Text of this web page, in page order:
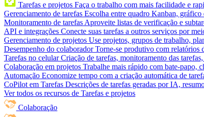
Tarefas e projetos Faça o trabalho com mais facilidade e
Gerenciamento de tarefas Escolha entre quadro Kanban,
Monitoramento de tarefas Aproveite listas de verificação e
API e integrações Conecte suas tarefas a outros serviços por
Gerenciamento de projetos Use projetos, grupos de trabalho,
Desempenho do colaborador Torne-se produtivo com relatórios
Tarefas no celular Criação de tarefas, monitoramento das
Colaboração em projetos Trabalhe mais rápido com bate-papo,
Automação Economize tempo com a criação automática de
CoPilot em Tarefas Descrições de tarefas geradas por IA,
Ver todos os recursos de Tarefas e projetos
Colaboração